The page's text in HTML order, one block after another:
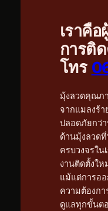
เราคื
การติ
โทร
มุ้งลวดคุณภ
จากแมลงร้
ปลอดภัยกว่า
ด้านมุ้งลวด
ครบวงจรใน
งานติดตั้งใ
แม้แต่การอ
ความต้องก
ดูแลทุกขั้นต